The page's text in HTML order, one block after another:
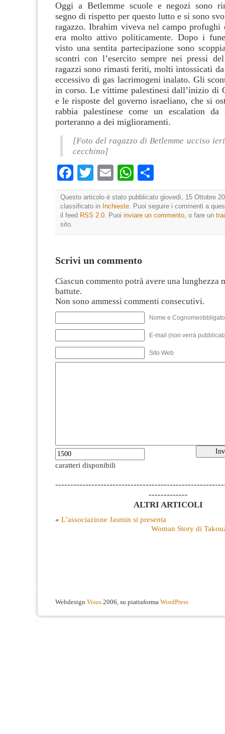
Oggi a Betlemme scuole e negozi sono
segno di rispetto per questo lutto e si sono
ragazzo. Ibrahim viveva nel campo
era molto attivo politicamente. Dopo i
visto una sentita partecipazione sono
scontri con l’esercito sempre nei pressi
ragazzi sono rimasti feriti, molti intossicati
eccessivo di gas lacrimogeni inalato. Gli
in corso. Le vittime palestinesi dall’inizio di
e le risposte del governo israeliano, che si
rabbia palestinese come un escalation da
porteranno a dei miglioramenti.
[Foto del ragazzo di Betlemme ucciso
cecchino]
Facebook
TwitterEmailWhatsApp
Questo articolo è stato pubblicato giovedì, 15 Ottobre
classificato in Inchieste . Puoi seguire i commenti a
il feed RSS 2.0 . Puoi inviare un commento , o fare un
sito.
Scrivi un commento
Ciascun commento potrà avere una lunghezza
battute.
Non sono ammessi commenti consecutivi.
Nome e
E-mail (non verrà
Sito Web
caratteri disponibili
-------------
ALTRI ARTICOLI
« L’associazione Jasmin si presenta
Woman Story di
Webdesign Visus 2006, su piattaforma WordPress